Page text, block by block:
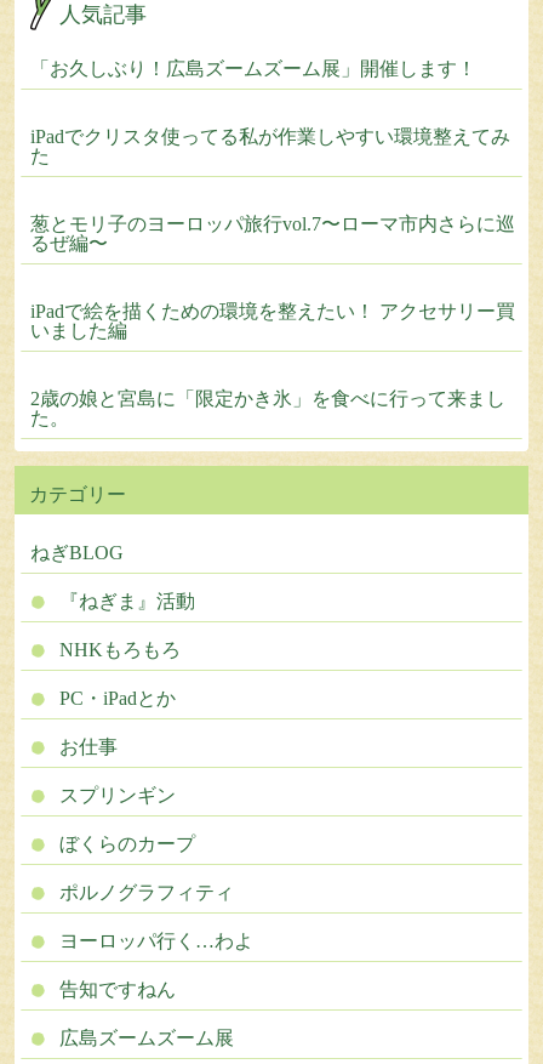
人気記事
「お久しぶり！広島ズームズーム展」開催します！
iPadでクリスタ使ってる私が作業しやすい環境整えてみ
た
葱とモリ子のヨーロッパ旅行vol.7〜ローマ市内さらに巡
るぜ編〜
iPadで絵を描くための環境を整えたい！ アクセサリー買
いました編
2歳の娘と宮島に「限定かき氷」を食べに行って来まし
た。
カテゴリー
ねぎBLOG
『ねぎま』活動
NHKもろもろ
PC・iPadとか
お仕事
スプリンギン
ぼくらのカープ
ポルノグラフィティ
ヨーロッパ行く…わよ
告知ですねん
広島ズームズーム展